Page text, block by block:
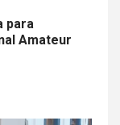
para
Amateur